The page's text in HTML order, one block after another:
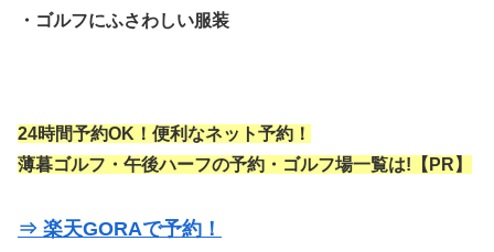
・ゴルフにふさわしい服装
24時間予約OK！便利なネット予約！
薄暮ゴルフ・午後ハーフの予約・ゴルフ場一覧は!【PR】
⇒ 楽天GORAで予約！